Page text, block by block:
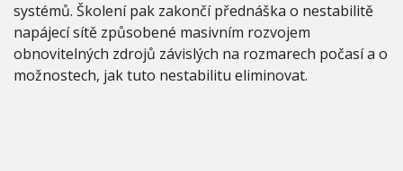
systémů. Školení pak zakončí přednáška o nestabilitě
napájecí sítě způsobené masivním rozvojem
obnovitelných zdrojů závislých na rozmarech počasí a o
možnostech, jak tuto nestabilitu eliminovat.